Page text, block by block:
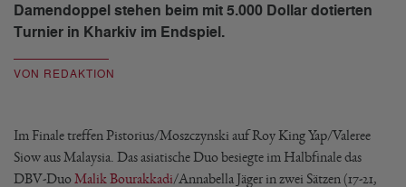
Damendoppel stehen beim mit 5.000 Dollar dotierten
Turnier in Kharkiv im Endspiel.
VON REDAKTION
Im Finale treffen Pistorius/Moszczynski auf Roy King Yap/Valeree
Siow aus Malaysia. Das asiatische Duo besiegte im Halbfinale das
DBV-DuoMalik Bourakkadi/Annabella Jäger in zwei Sätzen (17-21,